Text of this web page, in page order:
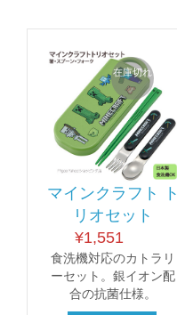
マインクラフト ト
リオセット
¥1,551
食洗機対応のカトラリ
ーセット。銀イオン配
合の抗菌仕様。
在庫切れ